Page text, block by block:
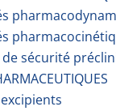
de sécurité